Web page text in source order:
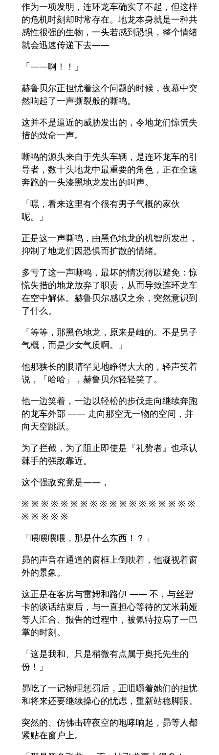
作为一项发明，连环龙车确实了不起，但这样
的危机时刻却时常存在。地龙本身就是一种共
感性很强的生物，一头若感到恐惧，整个情绪
就会迅速传递下去——
「——啊！！」
赫鲁贝尔正担忧着这个问题的时候，夜幕中突
然响起了一声撕裂般的嘶鸣。
这并不是逼近的威胁发出的，令地龙们惊慌失
措的致命一声。
嘶鸣的源头来自于先头车辆，是连环龙车的引
导者，数十头地龙中最重要的角色，正在全速
奔跑的一头漆黑地龙发出的叫声。
「嘿，看来这里有个很有男子气概的家伙
呢。」
正是这一声嘶鸣，由黑色地龙的机智所发出，
抑制了地龙们因恐惧而扩散的情绪。
多亏了这一声嘶鸣，最坏的情况得以避免：惊
慌失措的地龙放弃了职责，从而导致连环龙车
在空中解体。赫鲁贝尔感叹之余，突然意识到
了什么。
「等等，那黑色地龙，原来是雌的。不是男子
气概，而是少女气质啊。」
他那狭长的眼睛罕见地睁得大大的，轻声笑着
说，「哈哈」，赫鲁贝尔轻轻笑了。
他一边笑着，一边以轻松的步伐走向继续奔跑
的龙车外部 —— 走向那空无一物的空间，并
向天空跳跃。
为了拦截，为了阻止即使是『礼赞者』也承认
棘手的强敌靠近。
这个强敌究竟是——，
※ ※ ※ ※ ※ ※ ※ ※ ※ ※ ※ ※ ※ ※ ※ ※ ※ ※
※ ※ ※ ※ ※
「喂喂喂喂，那是什么东西！？」
昴的声音在通道的窗框上倒映着，他凝视着窗
外的景象。
这正是在客房与雷姆和路伊 —— 不，与丝碧
卡的谈话结束后，与一直担心等待的艾米莉娅
等人汇合、报告的过程中，被佩特拉扇了一巴
掌的时刻。
「这是我和、只是稍微有点属于奥托先生的
份！」
昴吃了一记物理惩罚后，正咀嚼着她们的担忧
和将来还要继续操心的忧虑，重新站稳脚跟。
突然的、仿佛击碎夜空的咆哮响起，昴等人都
紧贴在窗户上。